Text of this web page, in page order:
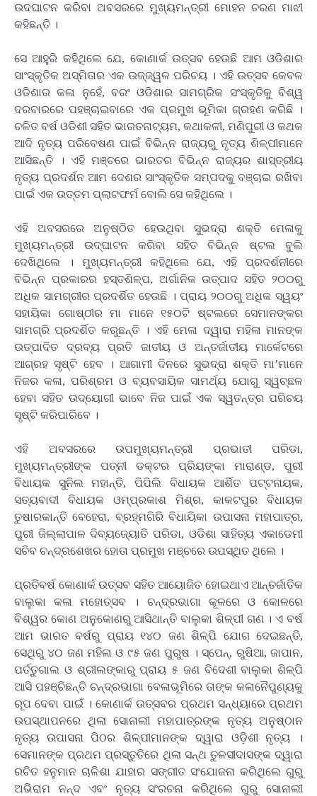
ଉଦଘାଟନ କରିବା ଅବସରରେ ମୁଖ୍ୟମନ୍ତ୍ରୀ ମୋହନ ଚରଣ ମାଝୀ
କହିଛନ୍ତି ।
ସେ ଆହୁରି କହିଥିଲେ ଯେ, କୋଣାର୍କ ଉତ୍ସବ ହେଉଛି ଆମ ଓଡିଶାର
ସାଂସ୍କୃତିକ ଅସ୍ମିତାର ଏକ ଉଜ୍ଜ୍ୱଳ ପରିଚୟ । ଏହି ଉତ୍ସବ କେବଳ
ଓଡିଶାର କଳା ନୁହେଁ, ବରଂ ଓଡିଶାର ସାମଗ୍ରିକ ସଂସ୍କୃତିକୁ ବିଶ୍ୱ
ଦରବାରରେ ପହଞ୍ଚାଇବାରେ ଏକ ପ୍ରମୁଖ ଭୂମିକା ଗ୍ରହଣ କରିଛି ।
ଚଳିତ ବର୍ଷ ଓଡିଶୀ ସହିତ ଭାରତନାଟ୍ୟମ, କଥାକଳୀ, ମଣିପୁରୀ ଓ କଥକ
ଆଦି ନୃତ୍ୟ ପରିବେଷଣ ପାଇଁ ବିଭିନ୍ନ ରାଜ୍ୟରୁ ନୃତ୍ୟ ଶିଳ୍ପୀମାନେ
ଆସିଛନ୍ତି । ଏହି ମଞ୍ଚରେ ଭାରତର ବିଭିନ୍ନ ରାଜ୍ୟର ଶାସ୍ତ୍ରୀୟ
ନୃତ୍ୟ ପ୍ରଦର୍ଶନ ଆମ ଦେଶର ସାଂସ୍କୃତିକ ସମ୍ପଦକୁ ବଞ୍ଚାଇ ରଖିବା
ପାଇଁ ଏକ ଉତ୍ତମ ପ୍ଲାଟଫର୍ମ ବୋଲି ସେ କହିଥିଲେ ।
ଏହି ଅବସରରେ ଅନୁଷ୍ଠିତ ହେଉଥିବା ସୁଭଦ୍ରା ଶକ୍ତି ମେଳାକୁ
ମୁଖ୍ୟମନ୍ତ୍ରୀ ଉଦ୍ଘାଟନ କରିବା ସହିତ ବିଭିନ୍ନ ଷ୍ଟଲ ବୁଲି
ଦେଖିଥିଲେ । ମୁଖ୍ୟମନ୍ତ୍ରୀ କହିଥିଲେ ଯେ, ଏହି ପ୍ରଦର୍ଶନୀରେ
ବିଭିନ୍ନ ପ୍ରକାରର ହସ୍ତଶିଳ୍ପ, ଅର୍ଗାନିକ ଉତ୍ପାଦ ସହିତ ୨୦୦ରୁ
ଅଧିକ ସାମଗ୍ରୀର ପ୍ରଦର୍ଶିତ ହେଉଛି । ପ୍ରାୟ ୨୦୦ରୁ ଅଧିକ ସ୍ୱୟଂ
ସହାୟିକା ଗୋଷ୍ଠୀର ମା ମାନେ ୧୫୦ଟି ଷ୍ଟଲରେ ସେମାନଙ୍କର
ସାମଗ୍ରି ପ୍ରଦର୍ଶିତ କରୁଛନ୍ତି । ଏହି ମେଳା ଦ୍ୱାରା ମହିଳା ମାନଙ୍କ
ଉତ୍ପାଦିତ ଦ୍ରବ୍ୟ ପ୍ରତି ଜାତୀୟ ଓ ଅନ୍ତର୍ଜାତୀୟ ମାର୍କେଟରେ
ଆଗ୍ରହ ସୃଷ୍ଟି ହେବ । ଆଗାମୀ ଦିନରେ ସୁଭଦ୍ରା ଶକ୍ତି ମା’ମାନେ
ନିଜର କଳା, ପରିଶ୍ରମ ଓ ବ୍ୟବସାୟିକ ସାମର୍ଥ୍ୟ ଯୋଗୁ ସ୍ୱଚ୍‌ଛଳ
ହେବା ସହିତ ଉଦ୍‌ୟୋଗୀ ଭାବେ ନିଜ ପାଇଁ ଏକ ସ୍ୱତନ୍ତ୍ର ପରିଚୟ
ସୃଷ୍ଟି କରିପାରିବେ ।
ଏହି ଅବସରରେ ଉପମୁଖ୍ୟମନ୍ତ୍ରୀ ପ୍ରଭାତୀ ପରିଡା,
ମୁଖ୍ୟମନ୍ତ୍ରୀଙ୍କ ପତ୍ନୀ ଡକ୍ଟର ପ୍ରିୟଙ୍କା ମାରାଣ୍ଡ, ପୁରୀ
ବିଧାୟକ ସୁନିଲ ମହାନ୍ତି, ପିପିଲି ବିଧାୟକ ଆର୍ଶିତ ପଟ୍ଟନାୟକ,
ସତ୍ୟବାଦୀ ବିଧାୟକ ଓମ୍ପ୍ରକାଶ ମିଶ୍ର, କାକଟପୁର ବିଧାୟକ
ତୁଷାରକାନ୍ତି ବେହେରା, ବ୍ରହ୍ମଗିରି ବିଧାୟିକା ଉପାସନା ମହାପାତ୍ର,
ପୁରୀ ଜିଲ୍ଲାପାଳ ଦିବ୍ୟଜ୍ୟୋତି ପରିଡା, ଓଡିଶା ସାହିତ୍ୟ ଏକାଡେମୀ
ସଚିବ ଚନ୍ଦ୍ରଶେଖର ହୋତା ପ୍ରମୁଖ ମଞ୍ଚରେ ଉପସ୍ଥିତ ଥିଲେ ।
ପ୍ରତିବର୍ଷ କୋଣାର୍କ ଉତ୍ସବ ସହିତ ଆୟୋଜିତ ହୋଇଥାଏ ଆନ୍ତର୍ଜାତିକ
ବାଲୁକା କଳା ମହୋତ୍ସବ । ଚନ୍ଦ୍ରଭାଗା କୂଳରେ ଓ କୋଳରେ
ବିଶ୍ୱର କୋଣ ଅନୁକୋଣରୁ ଆସିଥାନ୍ତି ବାଲୁକା ଶିଳ୍ପୀ ଗଣ । ଏ ବର୍ଷ
ଆମ ଭାରତ ବର୍ଷରୁ ପ୍ରାୟ ୧୪୦ ଜଣ ଶିଳ୍ପି ଯୋଗ ଦେଇଛନ୍ତି,
ସେଥିରୁ ୪୦ ଜଣ ମହିଳା ଓ ୯୫ ଜଣ ପୁରୁଷ । ସ୍ପେନ୍‌, ରୁଷିଆ, ଜାପାନ,
ପର୍ତ୍ତୁଗାଲ ଓ ଶ୍ରୀଲଙ୍କାରୁ ପ୍ରାୟ ୫ ଜଣ ବିଦେଶୀ ବାଲୁକା ଶିଳ୍ପି
ଆସି ପହଞ୍ଚିଛନ୍ତି ଚନ୍ଦ୍ରଭାଗା ବେଳାଭୂମିରେ ତାଙ୍କ କଳାନୈପୁଣ୍ୟକୁ
ରୂପ ଦେବା ପାଇଁ । କୋଣାର୍କ ଉତ୍ସବର ପ୍ରଥମ ସନ୍ଧ୍ୟାରେ ପ୍ରଥମ
ଉପସ୍ଥାପନରେ ଥିଲା ସୋନାଲୀ ମହାପାତ୍ରଙ୍କ ନୃତ୍ୟ ଅନୁଷ୍ଠାନ
ନୃତ୍ୟ ଉପାସନା ପିଠର ଶିଳ୍ପୀମାନଙ୍କ ଦ୍ୱାରା ଓଡ଼ିଶୀ ନୃତ୍ୟ ।
ସେମାନଙ୍କ ପ୍ରଥମ ପ୍ରସ୍ତୁତିରେ ଥିଲା ସନ୍ଥ ତୁଳସୀଦାସଙ୍କ ଦ୍ୱାରା
ରଚିତ ହନୁମାନ ଚାଳିଶା ଯାହାର ସଙ୍ଗୀତ ସଂଯୋଜନା କରିଥିଲେ ଗୁରୁ
ଅଭିରାମ ନନ୍ଦ ଏବଂ ନୃତ୍ୟ ସଂରଚନା କରିଥିଲେ ଗୁରୁ ସୋନାଲୀ